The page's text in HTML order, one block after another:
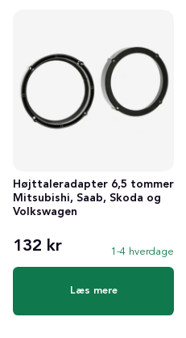
Højttaleradapter 6,5 tommer
Mitsubishi, Saab, Skoda og
Volkswagen
132 kr 1-4 hverdage
Læs mere